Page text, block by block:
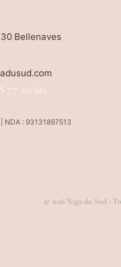
Bellenaves
77 20 60
NDA : 93131897513
© 2026 Yoga du Sud -